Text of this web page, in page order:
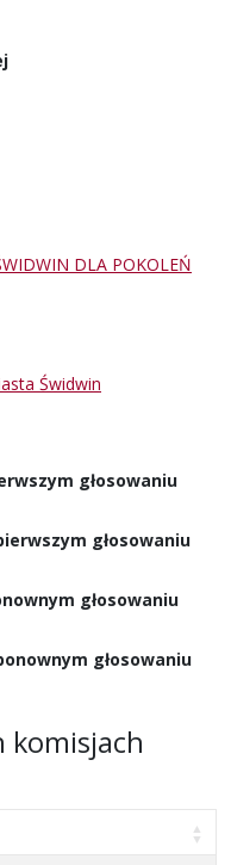
DLA POKOLEŃ
Świdwin
głosowaniu
głosowaniu
głosowaniu
głosowaniu
komisjach